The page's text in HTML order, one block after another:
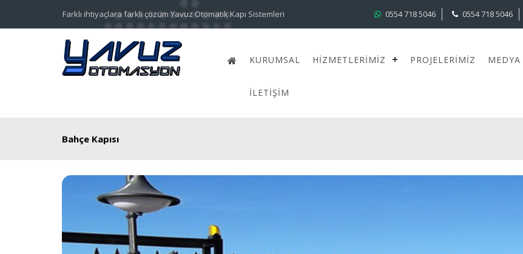
Farklı ihtiyaçlara farklı çözüm Yavuz Otomatik Kapı Sistemleri 0554 718 5046 0554 718 5046
KURUMSAL HIZMETLERIMIZ PROJELERIMIZ MEDYA
İLETIŞIM
Bahçe Kapısı